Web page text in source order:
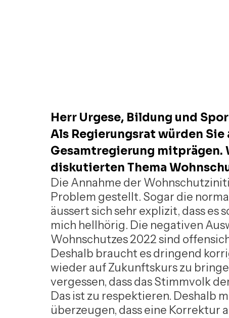
Herr Urgese, Bildung und
Als Regierungsrat würden
Gesamtregierung mitprägen.
diskutierten Thema
Die Annahme der
Problem gestellt. Sogar die
äussert sich sehr explizit, dass es
mich hellhörig. Die negativen
Wohnschutzes 2022 sind
Deshalb braucht es dringend
wieder auf Zukunftskurs zu
vergessen, dass das Stimmvolk
Das ist zu respektieren. Deshalb
überzeugen, dass eine Korrektur